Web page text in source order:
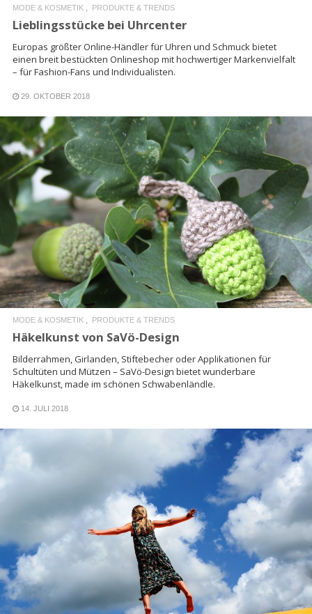
MODE & KOSMETIK PRODUKTE & TRENDS
Lieblingsstücke bei Uhrcenter
Europas größter Online-Händler für Uhren und Schmuck bietet
einen breit bestückten Onlineshop mit hochwertiger Markenvielfalt
– für Fashion-Fans und Individualisten.
29. OKTOBER 2018
READ MORE
MODE & KOSMETIK PRODUKTE & TRENDS
Häkelkunst von SaVö-Design
Bilderrahmen, Girlanden, Stiftebecher oder Applikationen für
Schultüten und Mützen – SaVö-Design bietet wunderbare
Häkelkunst, made im schönen Schwabenländle.
14. JULI 2018
READ MORE